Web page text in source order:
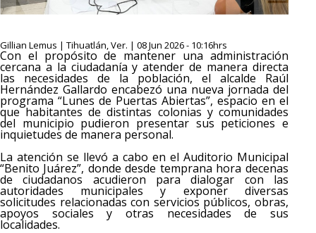
Gillian Lemus | Tihuatlán, Ver. | 08 Jun 2026 - 10:16hrs
Con el propósito de mantener una administración
cercana a la ciudadanía y atender de manera directa
las necesidades de la población, el alcalde Raúl
Hernández Gallardo encabezó una nueva jornada del
programa “Lunes de Puertas Abiertas”, espacio en el
que habitantes de distintas colonias y comunidades
del municipio pudieron presentar sus peticiones e
inquietudes de manera personal.
La atención se llevó a cabo en el Auditorio Municipal
“Benito Juárez”, donde desde temprana hora decenas
de ciudadanos acudieron para dialogar con las
autoridades municipales y exponer diversas
solicitudes relacionadas con servicios públicos, obras,
apoyos sociales y otras necesidades de sus
localidades.